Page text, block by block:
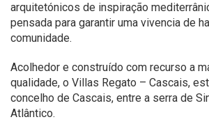
arquitetónicos de inspiração
pensada para garantir uma vivencia de
comunidade.
Acolhedor e construído com recurso a
qualidade, o Villas Regato – Cascais,
concelho de Cascais, entre a serra de
Atlântico.